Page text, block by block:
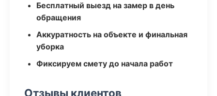
Бесплатный выезд на замер в день
обращения
Аккуратность на объекте и финальная
уборка
Фиксируем смету до начала работ
Отзывы клиентов